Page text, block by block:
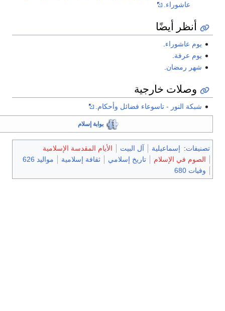
عاشوراء.
أنظر أيضًا
يوم عاشوراء.
يوم عرفة.
شهر رمضان.
وصلات خارجية
شبكة النور - تاسوعاء فضائل وأحكام.
بوابة إسلام
تصنيفات: إسماعيلية آل البيت
الأيام المقدسة الإسلامية
الصوم في الإسلام
تاريخ إسلامي ثقافة إسلامية
مواليد 626
وفيات 680